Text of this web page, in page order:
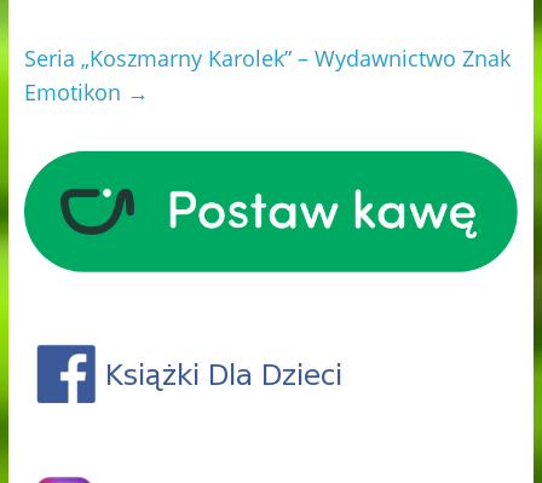
Seria „Koszmarny Karolek” – Wydawnictwo Znak
Emotikon →